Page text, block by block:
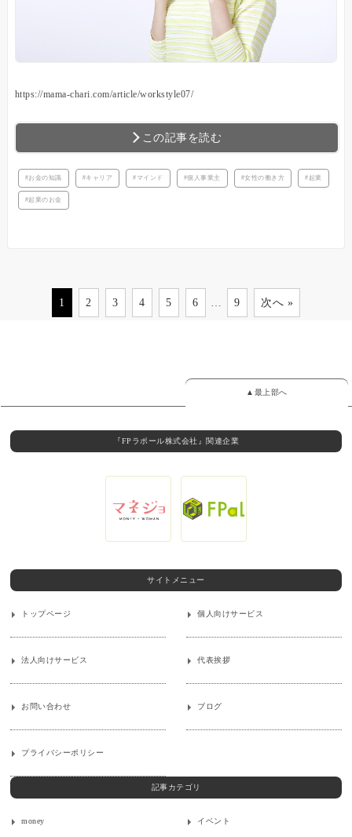
https://mama-chari.com/article/workstyle07/
この記事を読む
お金の知識 キャリア マインド 個人事業主 女性の働き方 起業
起業のお金
1 2 3 4 5 6 … 9 次へ »
▲最上部へ
『FPラポール株式会社』関連企業
サイトメニュー
トップページ 個人向けサービス
法人向けサービス 代表挨拶
お問い合わせ ブログ
プライバシーポリシー
記事カテゴリ
money イベント